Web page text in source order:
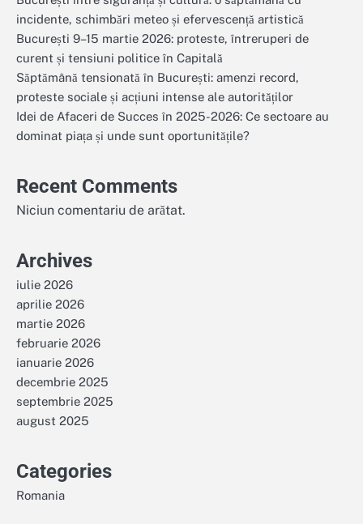
incidente, schimbări meteo și efervescență artistică
București 9–15 martie 2026: proteste, întreruperi de
curent și tensiuni politice în Capitală
Săptămână tensionată în București: amenzi record,
proteste sociale și acțiuni intense ale autorităților
Idei de Afaceri de Succes în 2025-2026: Ce sectoare au
dominat piața și unde sunt oportunitățile?
Recent Comments
Niciun comentariu de arătat.
Archives
iulie 2026
aprilie 2026
martie 2026
februarie 2026
ianuarie 2026
decembrie 2025
septembrie 2025
august 2025
Categories
Romania